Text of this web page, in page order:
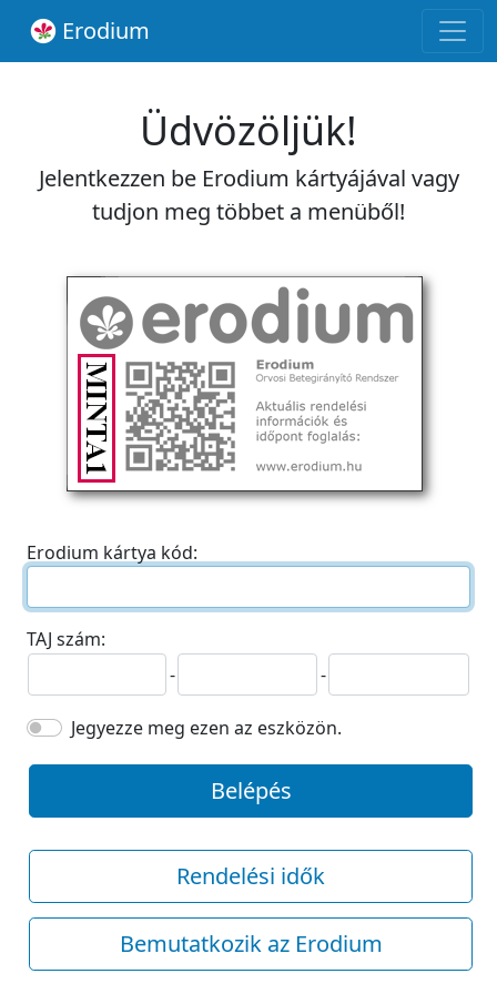
Erodium
Üdvözöljük!
Jelentkezzen be Erodium kártyájával vagy
tudjon meg többet a menüből!
Erodium kártya kód:
TAJ szám:
-
-
Jegyezze meg ezen az eszközön.
Belépés
Rendelési idők
Bemutatkozik az Erodium